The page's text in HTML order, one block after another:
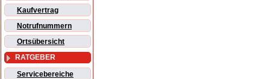
Kaufvertrag
Notrufnummern
Ortsübersicht
RATGEBER
Servicebereiche